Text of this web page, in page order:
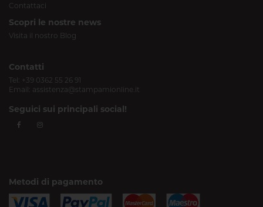
Contattaci
Scopri le nostre news
Visita il nostro Blog
Contatti
Tel: +39 0362 55 26 91
Email: assistenza@stampamionline.it
Seguici sui principali social!
Metodi di pagamento